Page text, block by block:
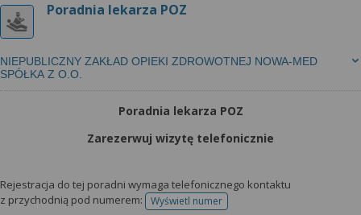
Poradnia lekarza POZ
NIEPUBLICZNY ZAKŁAD OPIEKI ZDROWOTNEJ NOWA-MED
SPÓŁKA Z O.O.
Poradnia lekarza POZ
Zarezerwuj wizytę telefonicznie
Rejestracja do tej poradni wymaga telefonicznego kontaktu
z przychodnią pod numerem:
Wyświetl numertelefonu do rejestracji